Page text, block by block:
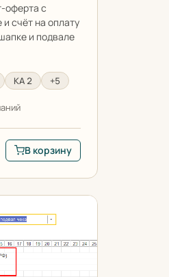
оферта с
счёт на оплату
и подвале
КА 2 +5
В корзину: Произвольные
В корзину
чеке